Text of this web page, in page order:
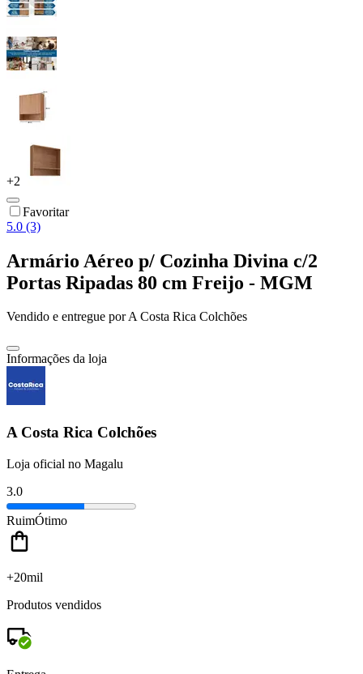
+2
Favoritar
5.0 (3)
Armário Aéreo p/ Cozinha Divina c/2
Portas Ripadas 80 cm Freijo - MGM
Vendido e entregue porA Costa Rica Colchões
Informações da loja
A Costa Rica Colchões
Loja oficial no Magalu
3.0
RuimÓtimo
+20mil
Produtos vendidos